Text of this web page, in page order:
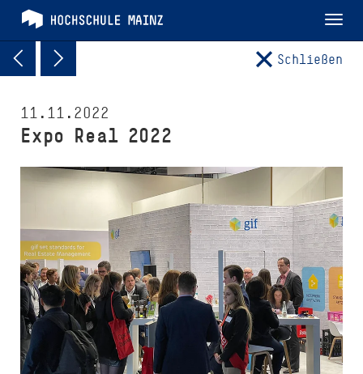
Schließen
11.11.2022
Expo Real 2022